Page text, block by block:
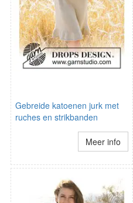
Gebreide katoenen jurk met
ruches en strikbanden
Meer info